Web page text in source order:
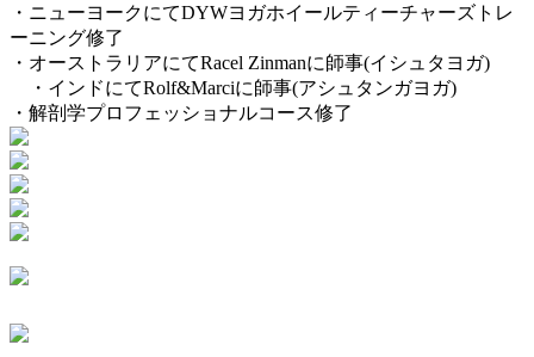
・ニューヨークにてDYWヨガホイールティーチャーズトレ
ーニング修了
・オーストラリアにてRacel Zinmanに師事(イシュタヨガ)
・インドにてRolf&Marciに師事(アシュタンガヨガ)
・解剖学プロフェッショナルコース修了